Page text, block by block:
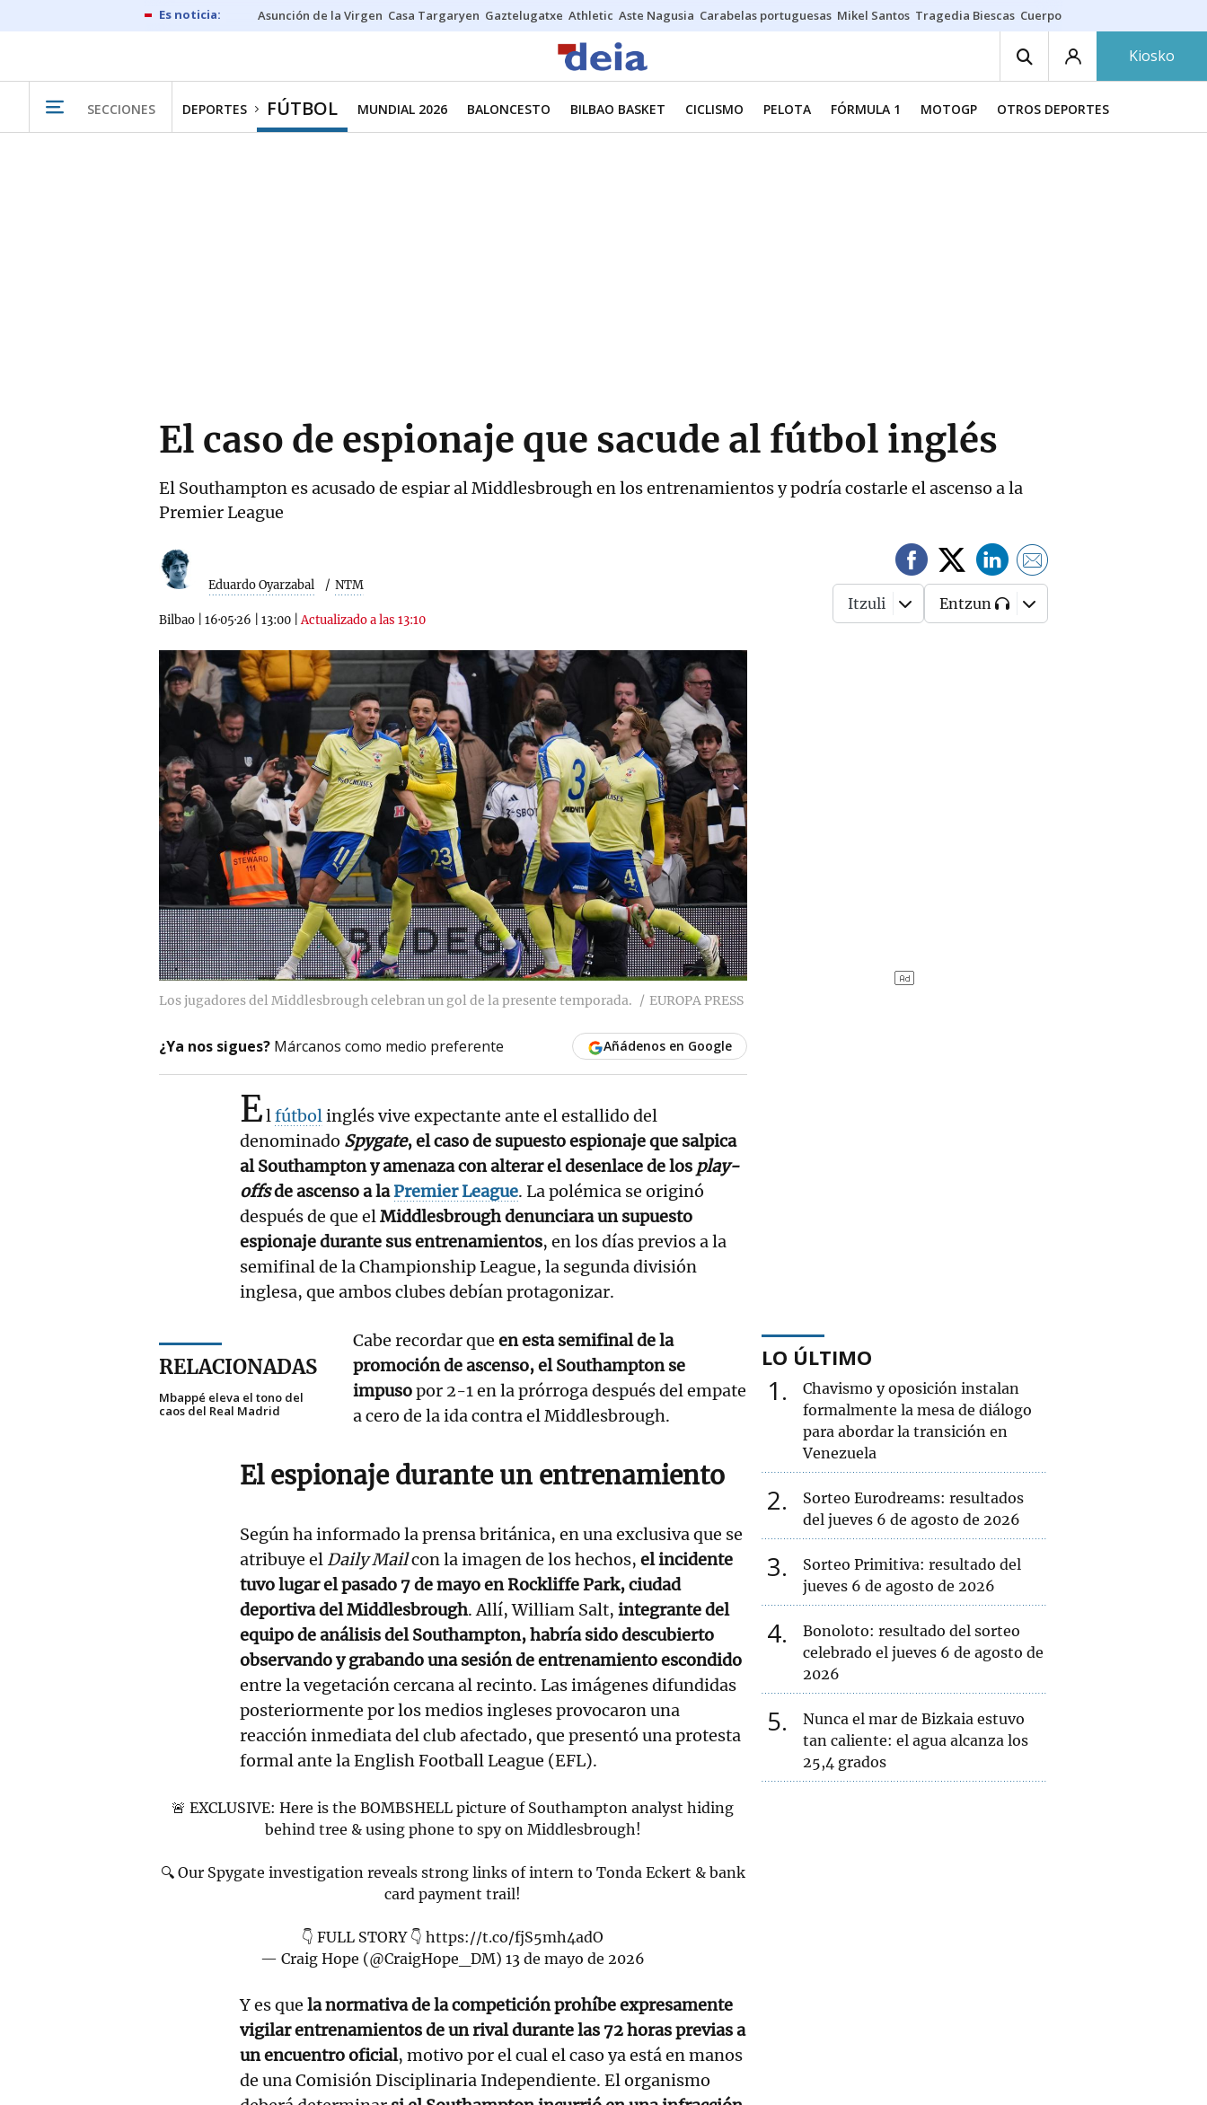
Asunción de la Virgen Casa Targaryen Gaztelugatxe Athletic Aste Nagusia Carabelas portuguesas Mikel Santos Tragedia Biescas Cuerpo ría
Kiosko
SECCIONES DEPORTES FÚTBOL MUNDIAL 2026 BALONCESTO BILBAO BASKET CICLISMO PELOTA FÓRMULA 1 MOTOGP OTROS DEPORTES
El caso de espionaje que sacude al fútbol inglés
El Southampton es acusado de espiar al Middlesbrough en los entrenamientos y podría costarle el ascenso a la
Premier League
Eduardo Oyarzabal NTM
Bilbao 16·05·26 13:00 |Actualizado a las 13:10
Itzuli Entzun
Los jugadores del Middlesbrough celebran un gol de la presente temporada. EUROPA PRESS
¿Ya nos sigues? Márcanos como medio preferente Añádenos en Google
Elfútbolinglés vive expectante ante el estallido del
denominado Spygate, el caso de supuesto espionaje que salpica
al Southampton y amenaza con alterar el desenlace de los play-
offsde ascenso a laPremier League. La polémica se originó
después de que elMiddlesbrough denunciara un supuesto
espionaje durante sus entrenamientos, en los días previos a la
semifinal de la Championship League, la segunda división
inglesa, que ambos clubes debían protagonizar.
RELACIONADAS
Mbappé eleva el tono del
caos del Real Madrid
Cabe recordar queen esta semifinal de la
promoción de ascenso, el Southampton se
impusopor 2-1 en la prórroga después del empate
a cero de la ida contra el Middlesbrough.
El espionaje durante un entrenamiento
Según ha informado la prensa británica, en una exclusiva que se
atribuye el Daily Mailcon la imagen de los hechos, el incidente
tuvo lugar el pasado 7 de mayo en Rockliffe Park, ciudad
deportiva del Middlesbrough. Allí, William Salt, integrante del
equipo de análisis del Southampton, habría sido descubierto
observando y grabando una sesión de entrenamiento escondido
entre la vegetación cercana al recinto. Las imágenes difundidas
posteriormente por los medios ingleses provocaron una
reacción inmediata del club afectado, que presentó una protesta
formal ante la English Football League (EFL).
🚨 EXCLUSIVE: Here is the BOMBSHELL picture of Southampton analyst hiding
behind tree & using phone to spy on Middlesbrough!
🔍 Our Spygate investigation reveals strong links of intern to Tonda Eckert & bank
card payment trail!
👇 FULL STORY 👇https://t.co/fjS5mh4adO
— Craig Hope (@CraigHope_DM)13 de mayo de 2026
Y es que la normativa de la competición prohíbe expresamente
vigilar entrenamientos de un rival durante las 72 horas previas a
un encuentro oficial, motivo por el cual el caso ya está en manos
de una Comisión Disciplinaria Independiente. El organismo
LO ÚLTIMO
1
Chavismo y oposición instalan
formalmente la mesa de diálogo
para abordar la transición en
Venezuela
2
Sorteo Eurodreams: resultados
del jueves 6 de agosto de 2026
3
Sorteo Primitiva: resultado del
jueves 6 de agosto de 2026
4
Bonoloto: resultado del sorteo
celebrado el jueves 6 de agosto de
2026
5
Nunca el mar de Bizkaia estuvo
tan caliente: el agua alcanza los
25,4 grados